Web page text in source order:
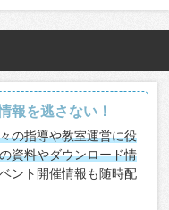
報を逃さない！
の指導や教室運営に役
資料やダウンロード情
ント開催情報も随時配